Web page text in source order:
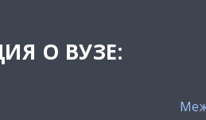
О ВУЗЕ: